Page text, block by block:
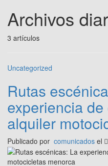
Archivos
3 artículos
Uncategorized
Rutas
experiencia
alquiler
Publicado por comunicados el